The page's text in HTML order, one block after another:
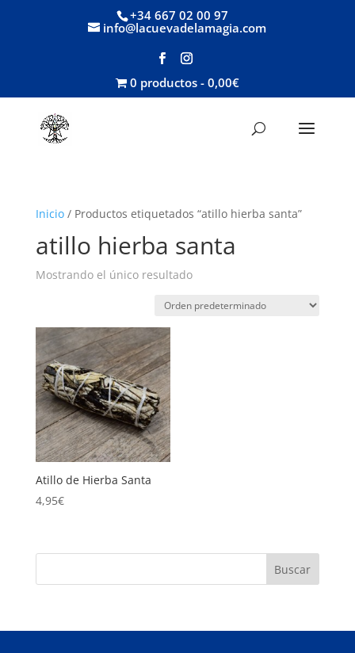
+34 667 02 00 97
info@lacuevadelamagia.com
0 productos 0,00€
Inicio/ Productos etiquetados “atillo hierba santa”
atillo hierba santa
Mostrando el único resultado
Atillo de Hierba Santa
4,95€
Buscar